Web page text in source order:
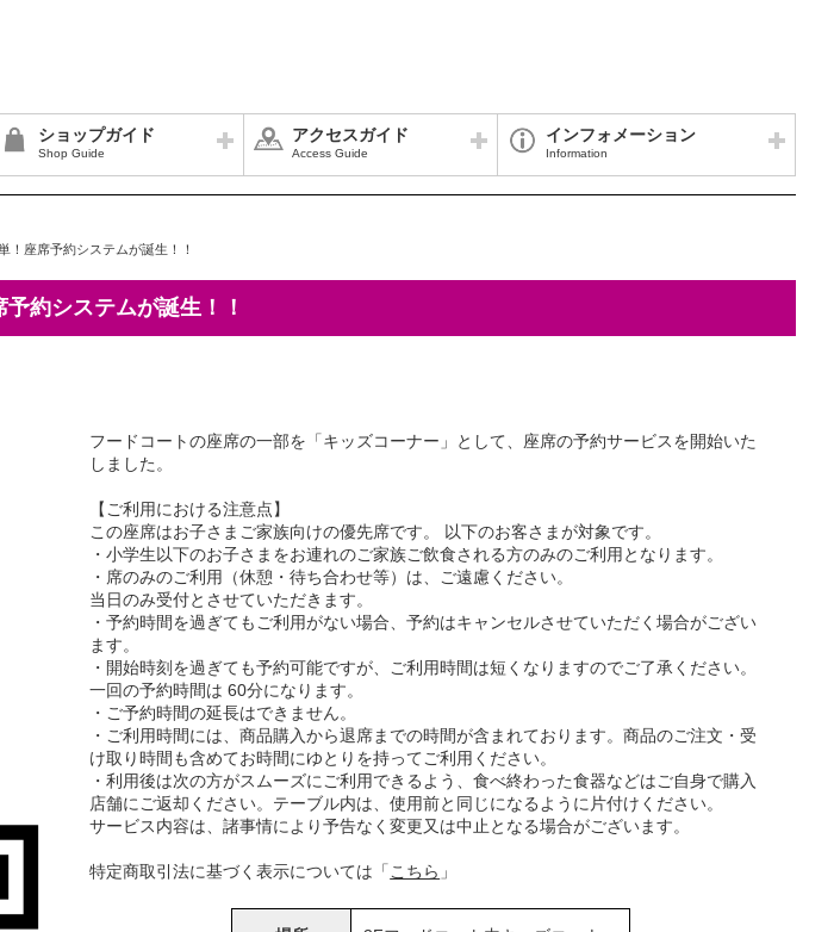
ショップガイド
Shop Guide
アクセスガイド
Access Guide
インフォメーション
Information
！座席予約システムが誕生！！
約システムが誕生！！
フードコートの座席の一部を「キッズコーナー」として、座席の予約サービスを開始いた
しました。
【ご利用における注意点】
この座席はお子さまご家族向けの優先席です。 以下のお客さまが対象です。
・小学生以下のお子さまをお連れのご家族ご飲食される方のみのご利用となります。
・席のみのご利用（休憩・待ち合わせ等）は、ご遠慮ください。
当日のみ受付とさせていただきます。
・予約時間を過ぎてもご利用がない場合、予約はキャンセルさせていただく場合がござい
ます。
・開始時刻を過ぎても予約可能ですが、ご利用時間は短くなりますのでご了承ください。
一回の予約時間は 60分になります。
・ご予約時間の延長はできません。
・ご利用時間には、商品購入から退席までの時間が含まれております。商品のご注文・受
け取り時間も含めてお時間にゆとりを持ってご利用ください。
・利用後は次の方がスムーズにご利用できるよう、食べ終わった食器などはご自身で購入
店舗にご返却ください。テーブル内は、使用前と同じになるように片付けください。
サービス内容は、諸事情により予告なく変更又は中止となる場合がございます。
特定商取引法に基づく表示については「 こちら 」